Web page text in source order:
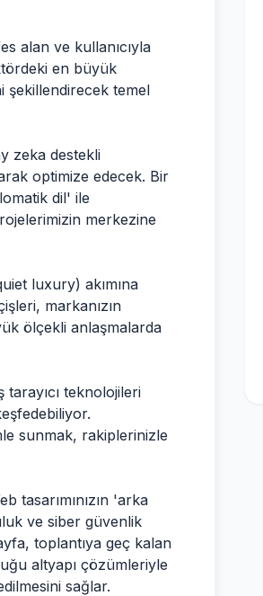
alan ve kullanıcıyla
en büyük
şekillendirecek temel
zeka destekli
optimize edecek. Bir
dil' ile
merkezine
luxury) akımına
markanızın
ölçekli anlaşmalarda
teknolojileri
sunmak, rakiplerinizle
tasarımınızın 'arka
ve siber güvenlik
toplantıya geç kalan
altyapı çözümleriyle
sağlar.